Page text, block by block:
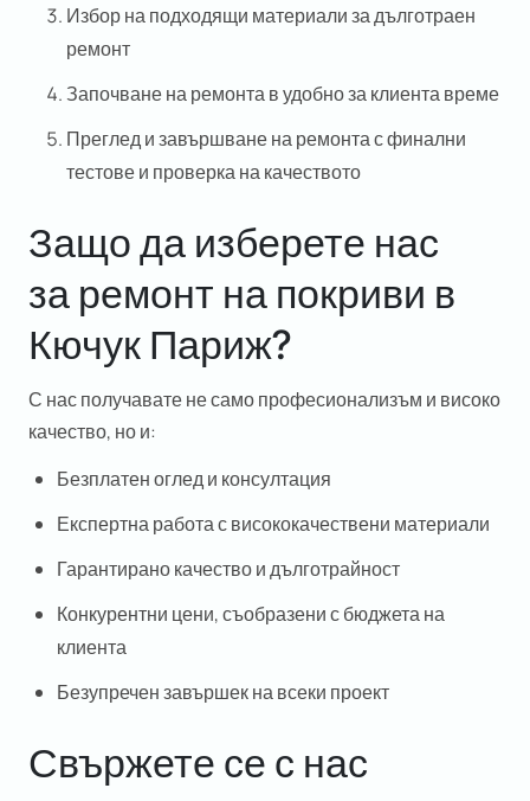
Избор на подходящи материализа дълготраен
ремонт
Започване на ремонта в удобно за клиента време
Преглед и завършване на ремонтас финални
тестове и проверка на качеството
Защо да изберете нас
за ремонт на покриви в
Кючук Париж?
С нас получавате не само професионализъм и високо
качество, но и:
Безплатен оглед и консултация
Експертна работа с висококачествени материали
Гарантирано качество и дълготрайност
Конкурентни цени, съобразени с бюджета на
клиента
Безупречен завършек на всеки проект
Свържете се с нас